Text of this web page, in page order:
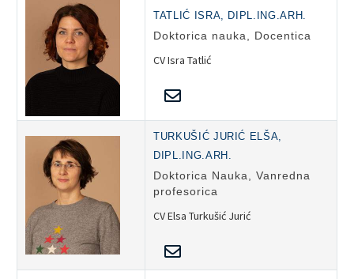
TATLIĆ ISRA, DIPL.ING.ARH.
Doktorica nauka, Docentica
CV Isra Tatlić
TURKUŠIĆ JURIĆ ELŠA,
DIPL.ING.ARH.
Doktorica Nauka, Vanredna
profesorica
CV Elsa Turkušić Jurić